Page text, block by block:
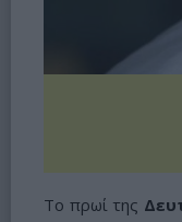
Το πρωί της